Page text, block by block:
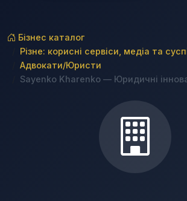
Бізнес каталог
Різне: корисні сервіси, медіа та
Адвокати/Юристи
Sayenko Kharenko — Юридичні